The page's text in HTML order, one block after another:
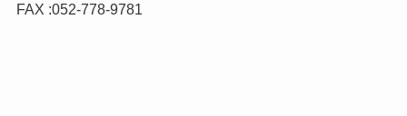
FAX :052-778-9781